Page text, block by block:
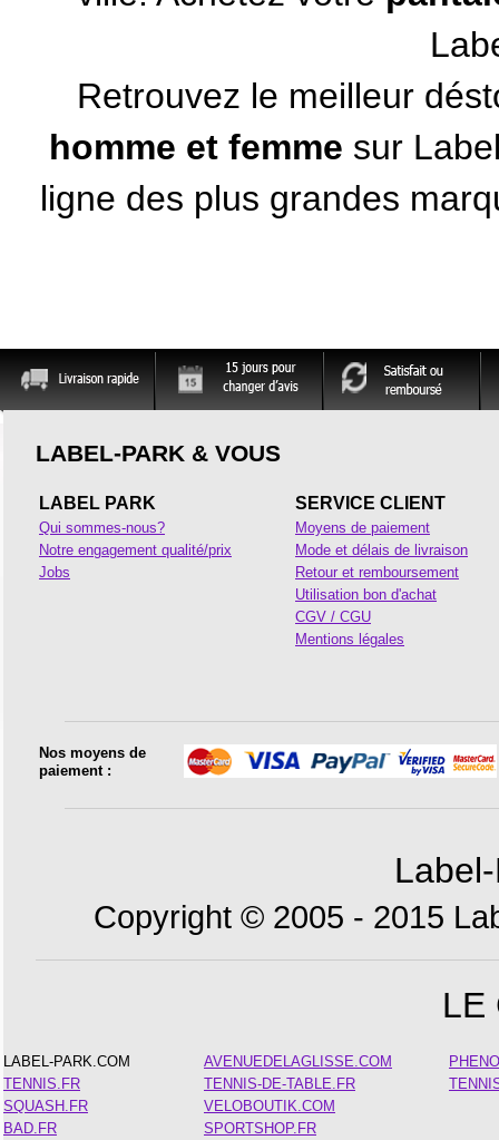
Retrouvez le meilleur
homme et femme sur
ligne des plus grandes
LABEL-PARK & VOUS
LABEL PARK
Qui sommes-nous?
Notre engagement qualité/prix
Jobs
SERVICE CLIENT
Moyens de paiement
Mode et délais de livraison
Retour et remboursement
Utilisation bon d'achat
CGV / CGU
Mentions légales
Nos moyens de
paiement :
Copyright © 2005 - 2015
LE
LABEL-PARK.COM
TENNIS.FR
SQUASH.FR
BAD.FR
AVENUEDELAGLISSE.COM
TENNIS-DE-TABLE.FR
VELOBOUTIK.COM
SPORTSHOP.FR